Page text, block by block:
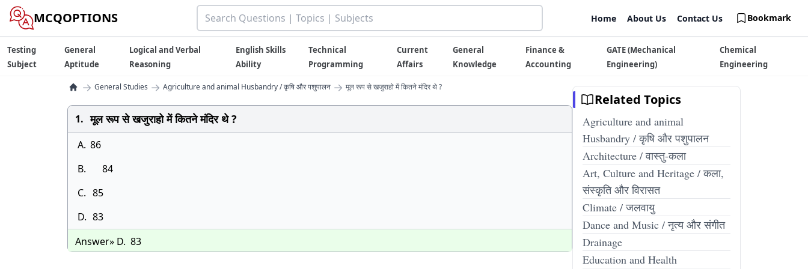
MCQOPTIONS Home About Us Contact Us Bookmark
Testing
Subject
General
Aptitude
Logical and Verbal
Reasoning
English Skills
Ability
Technical
Programming
Current
Affairs
General
Knowledge
Finance &
Accounting
GATE (Mechanical
Engineering)
Chemical
Engineering
→ General Studies → Agriculture and animal Husbandry / कृषि और पशुपालन → मूल रूप से खजुराहो में कितने मंदिर थे ?
1. मूल रूप से खजुराहो में कितने मंदिर थे ?
A. 86
B.
84
C. 85
D. 83
Answer» D. 83
Related Topics
Agriculture and animal
Husbandry / कृषि और पशुपालन
Architecture / वास्तु-कला
Art, Culture and Heritage / कला,
संस्कृति और विरासत
Climate / जलवायु
Dance and Music / नृत्य और संगीत
Drainage
Education and Health